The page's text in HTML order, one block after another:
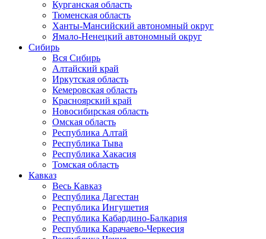
Курганская область
Тюменская область
Ханты-Мансийский автономный округ
Ямало-Ненецкий автономный округ
Сибирь
Вся Сибирь
Алтайский край
Иркутская область
Кемеровская область
Красноярский край
Новосибирская область
Омская область
Республика Алтай
Республика Тыва
Республика Хакасия
Томская область
Кавказ
Весь Кавказ
Республика Дагестан
Республика Ингушетия
Республика Кабардино-Балкария
Республика Карачаево-Черкесия